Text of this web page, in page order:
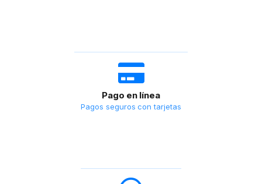
Pago en línea
Pagos seguros con tarjetas